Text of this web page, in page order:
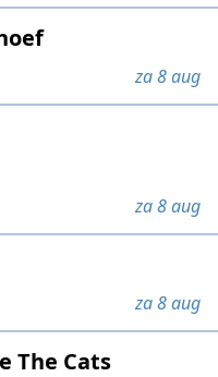
za 8 aug
za 8 aug
za 8 aug
The Cats